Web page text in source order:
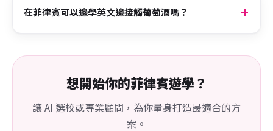
在菲律賓可以邊學英文邊接觸葡萄酒嗎？
想開始你的菲律賓遊學？
讓 AI 選校或專業顧問，為你量身打造最適合的方
案。